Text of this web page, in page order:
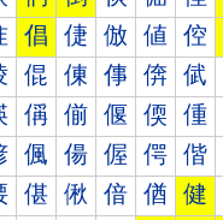
倡 倢 倣 値 倥
倱 倲 倳 倴 倵
偁 偂 偃 偄 偅
偑 偒 偓 偔 偕
偡 偢 偣 偤 健